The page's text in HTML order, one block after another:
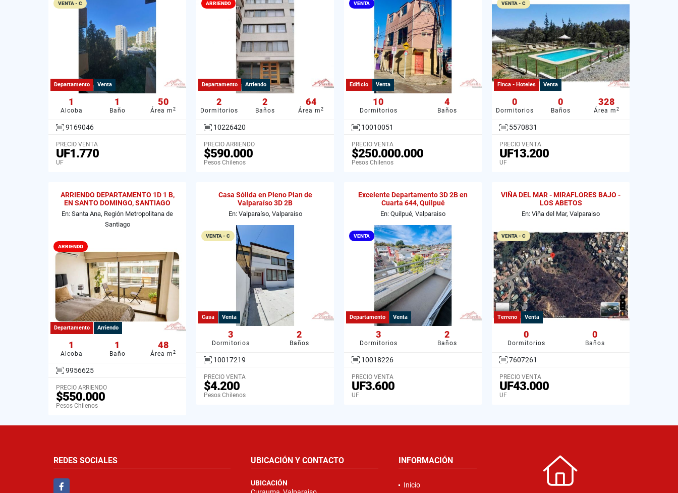
VENTA - C
Departamento Venta
1
Alcoba
1
Baño
50
Área m 2
9169046
PRECIO VENTA
UF1.770
UF
ARRIENDO
Departamento Arriendo
2
Dormitorios
2
Baños
64
Área m 2
10226420
PRECIO ARRIENDO
$590.000
Pesos Chilenos
VENTA
Edificio Venta
10
Dormitorios
4
Baños
10010051
PRECIO VENTA
$250.000.000
Pesos Chilenos
VENTA - C
Finca - Hoteles Venta
0
Dormitorios
0
Baños
328
Área m 2
5570831
PRECIO VENTA
UF13.200
UF
ARRIENDO DEPARTAMENTO 1D 1 B,
EN SANTO DOMINGO, SANTIAGO
En: Santa Ana, Región Metropolitana de
Santiago
ARRIENDO
Departamento Arriendo
1
Alcoba
1
Baño
48
Área m 2
9956625
PRECIO ARRIENDO
$550.000
Pesos Chilenos
Casa Sólida en Pleno Plan de
Valparaíso 3D 2B
En: Valparaíso, Valparaiso
VENTA - C
Casa Venta
3
Dormitorios
2
Baños
10017219
PRECIO VENTA
$4.200
Pesos Chilenos
Excelente Departamento 3D 2B en
Cuarta 644, Quilpué
En: Quilpué, Valparaiso
VENTA
Departamento Venta
3
Dormitorios
2
Baños
10018226
PRECIO VENTA
UF3.600
UF
VIÑA DEL MAR - MIRAFLORES BAJO -
LOS ABETOS
En: Viña del Mar, Valparaiso
VENTA - C
Terreno Venta
0
Dormitorios
0
Baños
7607261
PRECIO VENTA
UF43.000
UF
REDES SOCIALES
Facebook
UBICACIÓN Y CONTACTO
UBICACIÓN
INFORMACIÓN
Inicio